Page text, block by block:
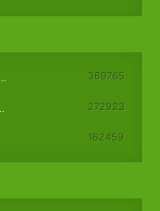
369765
272923
162459